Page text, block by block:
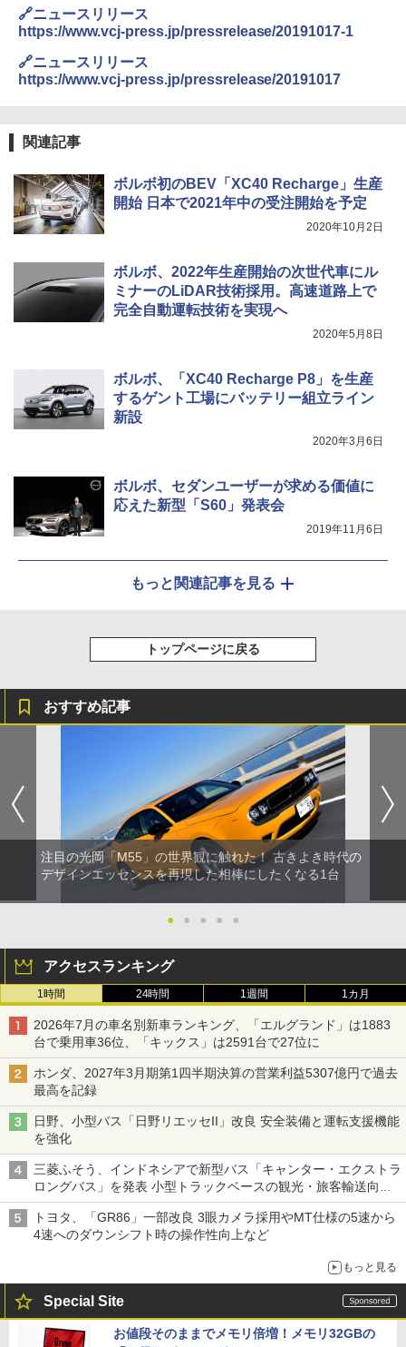
🔗ニュースリリース
https://www.vcj-press.jp/pressrelease/20191017-1
🔗ニュースリリース
https://www.vcj-press.jp/pressrelease/20191017
関連記事
ボルボ初のBEV「XC40 Recharge」生産
開始 日本で2021年中の受注開始を予定
2020年10月2日
ボルボ、2022年生産開始の次世代車にル
ミナーのLiDAR技術採用。高速道路上で
完全自動運転技術を実現へ
2020年5月8日
ボルボ、「XC40 Recharge P8」を生産
するゲント工場にバッテリー組立ライン
新設
2020年3月6日
ボルボ、セダンユーザーが求める価値に
応えた新型「S60」発表会
2019年11月6日
もっと関連記事を見る
トップページに戻る
おすすめ記事
注目の光岡「M55」の世界観に触れた！ 古きよき時代の
デザインエッセンスを再現した相棒にしたくなる1台
● ● ● ● ●
アクセスランキング
1時間 24時間 1週間 1カ月
2026年7月の車名別新車ランキング、「エルグランド」は1883
台で乗用車36位、「キックス」は2591台で27位に
ホンダ、2027年3月期第1四半期決算の営業利益5307億円で過去
最高を記録
日野、小型バス「日野リエッセII」改良 安全装備と運転支援機能
を強化
三菱ふそう、インドネシアで新型バス「キャンター・エクストラ
ロングバス」を発表 小型トラックベースの観光・旅客輸送向け
バス
トヨタ、「GR86」一部改良 3眼カメラ採用やMT仕様の5速から
4速へのダウンシフト時の操作性向上など
もっと見る
Special Site
お値段そのままでメモリ倍増！メモリ32GBの